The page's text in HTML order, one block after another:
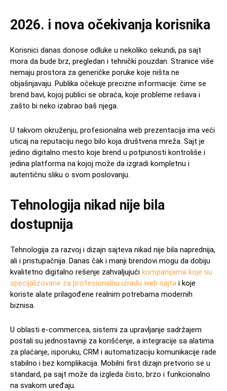
2026. i nova očekivanja korisnika
Korisnici danas donose odluke u nekoliko sekundi, pa sajt
mora da bude brz, pregledan i tehnički pouzdan. Stranice više
nemaju prostora za generičke poruke koje ništa ne
objašnjavaju. Publika očekuje precizne informacije: čime se
brend bavi, kojoj publici se obraća, koje probleme rešava i
zašto bi neko izabrao baš njega.
U takvom okruženju, profesionalna web prezentacija ima veći
uticaj na reputaciju nego bilo koja društvena mreža. Sajt je
jedino digitalno mesto koje brend u potpunosti kontroliše i
jedina platforma na kojoj može da izgradi kompletnu i
autentičnu sliku o svom poslovanju.
Tehnologija nikad nije bila
dostupnija
Tehnologija za razvoj i dizajn sajteva nikad nije bila naprednija,
ali i pristupačnija. Danas čak i manji brendovi mogu da dobiju
kvalitetno digitalno rešenje zahvaljujući kompanijama koje su
specijalizovane za profesionalnu izradu web sajta i koje
koriste alate prilagođene realnim potrebama modernih
biznisa.
U oblasti e-commercea, sistemi za upravljanje sadržajem
postali su jednostavniji za korišćenje, a integracije sa alatima
za plaćanje, isporuku, CRM i automatizaciju komunikacije rade
stabilno i bez komplikacija. Mobilni first dizajn pretvorio se u
standard, pa sajt može da izgleda čisto, brzo i funkcionalno
na svakom uređaju.